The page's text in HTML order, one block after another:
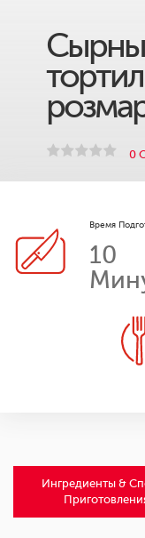
0
Время
10
Ингредиенты &